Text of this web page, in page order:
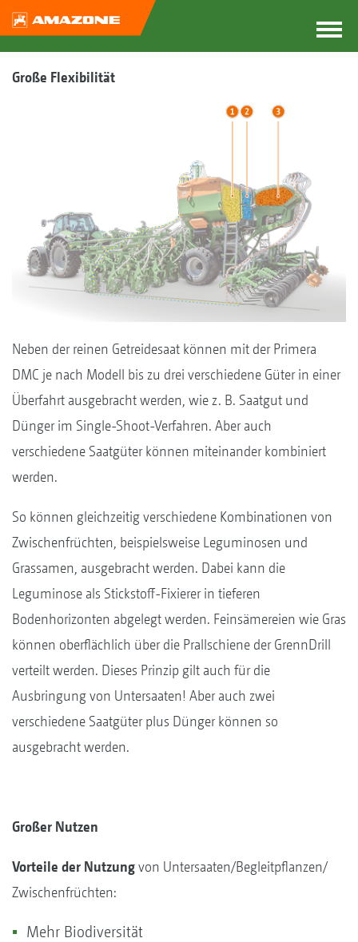
Große Flexibilität
Neben der reinen Getreidesaat können mit der Primera
DMC je nach Modell bis zu drei verschiedene Güter in einer
Überfahrt ausgebracht werden, wie z. B. Saatgut und
Dünger im Single-Shoot-Verfahren. Aber auch
verschiedene Saatgüter können miteinander kombiniert
werden.
So können gleichzeitig verschiedene Kombinationen von
Zwischenfrüchten, beispielsweise Leguminosen und
Grassamen, ausgebracht werden. Dabei kann die
Leguminose als Stickstoff-Fixierer in tieferen
Bodenhorizonten abgelegt werden. Feinsämereien wie Gras
können oberflächlich über die Prallschiene der GrennDrill
verteilt werden. Dieses Prinzip gilt auch für die
Ausbringung von Untersaaten! Aber auch zwei
verschiedene Saatgüter plus Dünger können so
ausgebracht werden.
Großer Nutzen
Vorteile der Nutzungvon Untersaaten/Begleitpflanzen/
Zwischenfrüchten:
Mehr Biodiversität